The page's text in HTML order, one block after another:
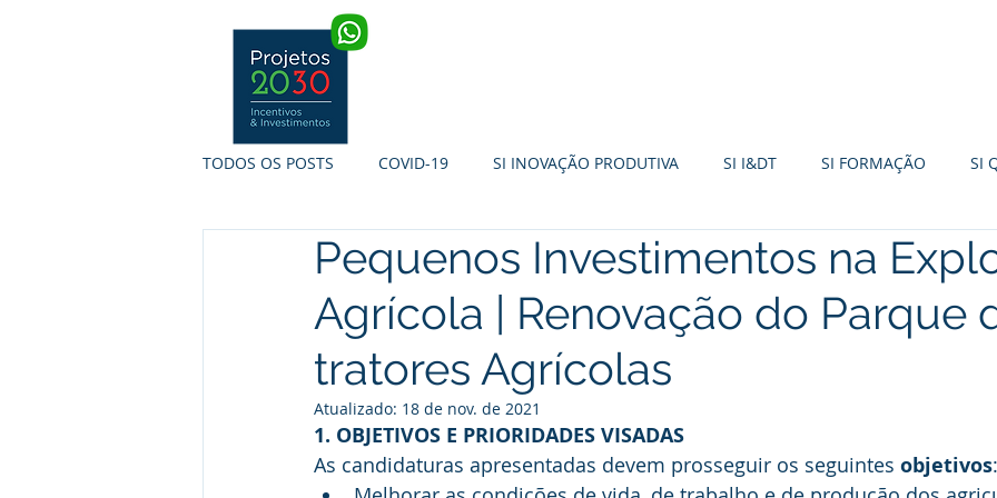
TODOS OS POSTS COVID-19 SI INOVAÇÃO PRODUTIVA SI I&DT SI FORMAÇÃO SI
SI INTERNACIONALIZAÇÃO SI EMPREENDEDORISMO +CO3SO SME FUND
TURISMO DE PORTUGAL PRR FUNDO AMBIENTAL SI BASE
Pequenos Investimentos na
Agrícola | Renovação do Parque
tratores Agrícolas
Atualizado: 18 de nov. de 2021
1. OBJETIVOS E PRIORIDADES VISADAS
As candidaturas apresentadas devem prosseguir os seguintes objetivos: